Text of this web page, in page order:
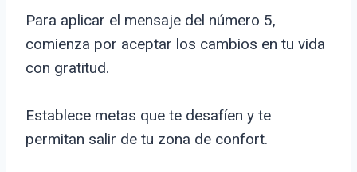
Para aplicar el mensaje del número 5,
comienza por aceptar los cambios en tu vida
con gratitud.
Establece metas que te desafíen y te
permitan salir de tu zona de confort.